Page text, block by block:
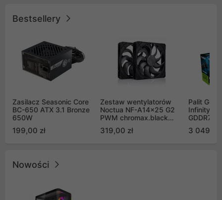
Bestsellery
Zasilacz Seasonic Core
BC-650 ATX 3.1 Bronze
650W
199,00 zł
Zestaw wentylatorów
Noctua NF-A14x25 G2
PWM chromax.black
Push Pull (2szt)
319,00 zł
Palit
Infinity 3
GDDR7
GB2050S)
3 049,00
Nowości